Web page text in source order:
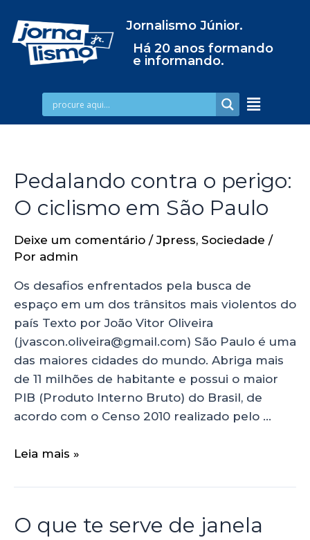
Jornalismo Júnior.
Há 20 anos formando
e informando.
Pedalando contra o perigo:
O ciclismo em São Paulo
Deixe um comentário /Jpress, Sociedade /
Por admin
Os desafios enfrentados pela busca de
espaço em um dos trânsitos mais violentos do
país Texto por João Vitor Oliveira
(jvascon.oliveira@gmail.com) São Paulo é uma
das maiores cidades do mundo. Abriga mais
de 11 milhões de habitante e possui o maior
PIB (Produto Interno Bruto) do Brasil, de
acordo com o Censo 2010 realizado pelo …
Leia mais »
O que te serve de janela